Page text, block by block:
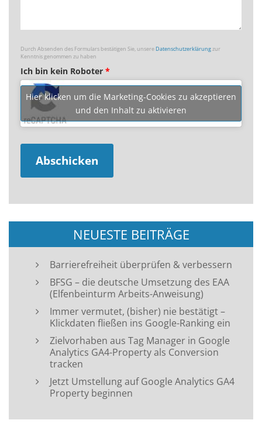
Durch Absenden des Formulars bestätigen Sie, unsereDatenschutzerklärungzur
Kenntnis genommen zu haben
Ich bin kein Roboter *
Hier klicken um die Marketing-Cookies zu akzeptieren
und den Inhalt zu aktivieren
NEUESTE BEITRÄGE
Barrierefreiheit überprüfen & verbessern
BFSG – die deutsche Umsetzung des EAA
(Elfenbeinturm Arbeits-Anweisung)
Immer vermutet, (bisher) nie bestätigt –
Klickdaten fließen ins Google-Ranking ein
Zielvorhaben aus Tag Manager in Google
Analytics GA4-Property als Conversion
tracken
Jetzt Umstellung auf Google Analytics GA4
Property beginnen